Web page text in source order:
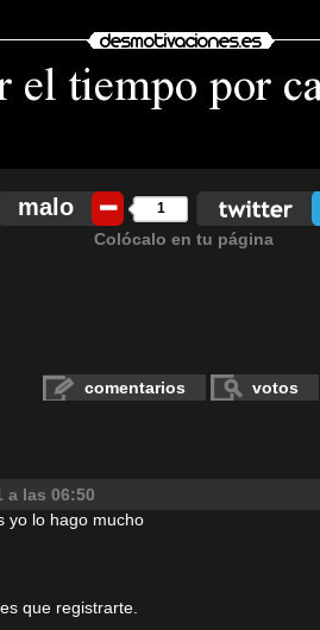
malo 1
Colócalo en tu página
comentarios votos
a las 06:50
yo lo hago mucho
que registrarte.